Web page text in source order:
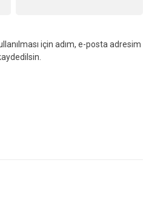
için adım, e-posta adresim